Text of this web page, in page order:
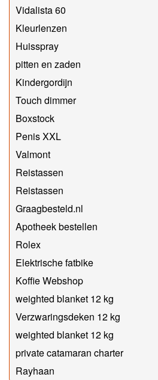
Vidalista 60
Kleurlenzen
Huisspray
pitten en zaden
Kindergordijn
Touch dimmer
Boxstock
Penis XXL
Valmont
Reistassen
Reistassen
Graagbesteld.nl
Apotheek bestellen
Rolex
Elektrische fatbike
Koffie Webshop
weighted blanket 12 kg
Verzwaringsdeken 12 kg
weighted blanket 12 kg
private catamaran charter
Rayhaan